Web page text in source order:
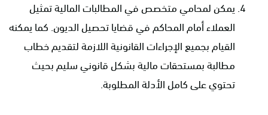
يمكن لمحامي متخصص في المطالبات المالية تمثيل
العملاء أمام المحاكم في قضايا تحصيل الديون. كما يمكنه
القيام بجميع الإجراءات القانونية اللازمة لتقديم خطاب
مطالبة بمستحقات مالية بشكل قانوني سليم بحيث
تحتوي على كامل الأدلة المطلوبة.